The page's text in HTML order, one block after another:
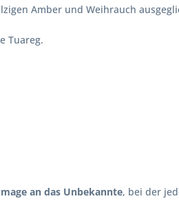
Amber und Weihrauch
Tuareg.
an das Unbekannte, bei der